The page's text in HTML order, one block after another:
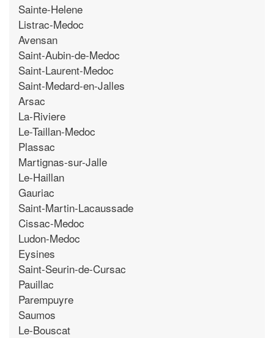
Sainte-Helene
Listrac-Medoc
Avensan
Saint-Aubin-de-Medoc
Saint-Laurent-Medoc
Saint-Medard-en-Jalles
Arsac
La-Riviere
Le-Taillan-Medoc
Plassac
Martignas-sur-Jalle
Le-Haillan
Gauriac
Saint-Martin-Lacaussade
Cissac-Medoc
Ludon-Medoc
Eysines
Saint-Seurin-de-Cursac
Pauillac
Parempuyre
Saumos
Le-Bouscat